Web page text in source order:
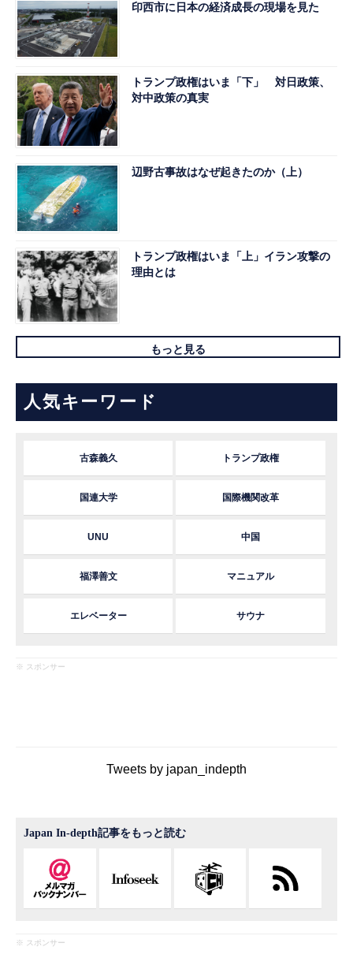
印西市に日本の経済成長の現場を見た
トランプ政権はいま「下」 対日政策、
対中政策の真実
辺野古事故はなぜ起きたのか（上）
トランプ政権はいま「上」イラン攻撃の
理由とは
もっと見る
人気キーワード
古森義久 トランプ政権
国連大学 国際機関改革
UNU 中国
福澤善文 マニュアル
エレベーター サウナ
※ スポンサー
Tweets by japan_indepth
Japan In-depth記事をもっと読む
※ スポンサー